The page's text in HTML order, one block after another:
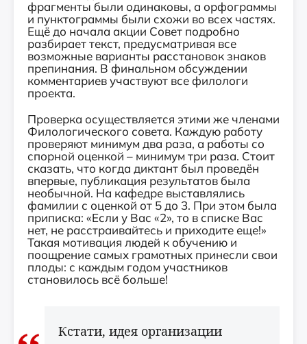
фрагменты были одинаковы, а орфограммы
и пунктограммы были схожи во всех частях.
Ещё до начала акции Совет подробно
разбирает текст, предусматривая все
возможные варианты расстановок знаков
препинания. В финальном обсуждении
комментариев участвуют все филологи
проекта.
Проверка осуществляется этими же членами
Филологического совета. Каждую работу
проверяют минимум два раза, а работы со
спорной оценкой – минимум три раза. Стоит
сказать, что когда диктант был проведён
впервые, публикация результатов была
необычной. На кафедре выставлялись
фамилии с оценкой от 5 до 3. При этом была
приписка: «Если у Вас «2», то в списке Вас
нет, не расстраивайтесь и приходите еще!»
Такая мотивация людей к обучению и
поощрение самых грамотных принесли свои
плоды: с каждым годом участников
становилось всё больше!
Кстати, идея организации